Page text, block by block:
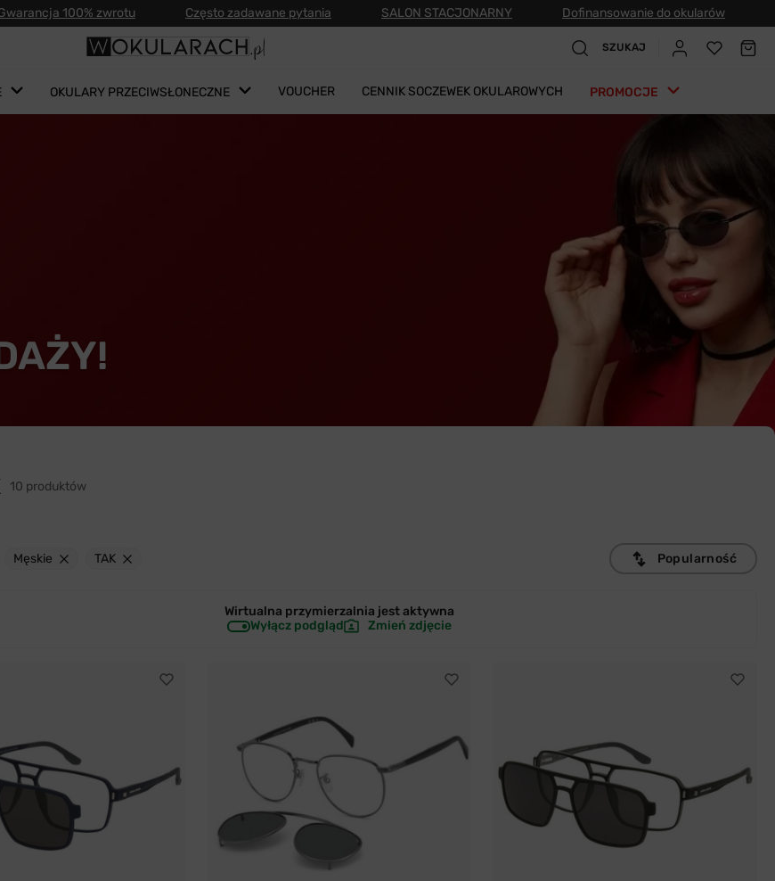
100% zwrotu Często zadawane pytania SALON STACJONARNY Dofinansowanie do okularów
SZUKAJ
OKULARY PRZECIWSŁONECZNE VOUCHER CENNIK SOCZEWEK OKULAROWYCH PROMOCJE
10 produktów
Męskie TAK Popularność
Wirtualna przymierzalnia jestaktywna
Wyłącz podgląd
Zmień zdjęcie